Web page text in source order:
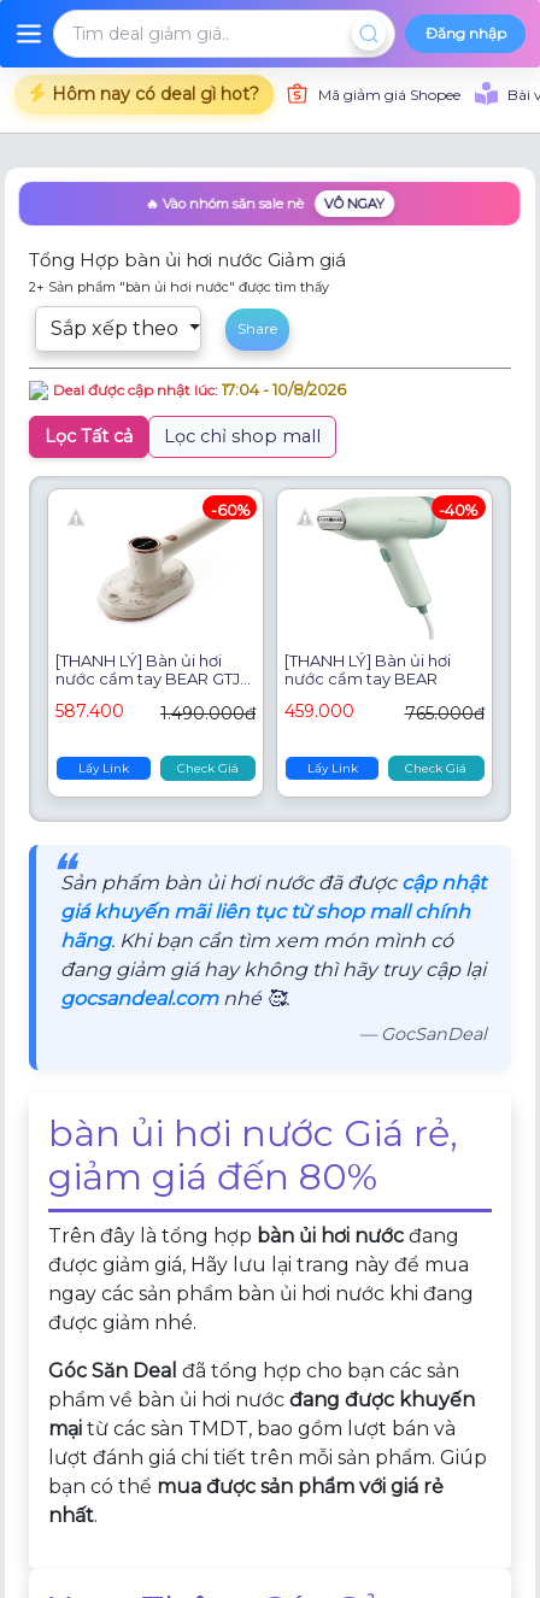
Đăng nhập
Hôm nay có deal gì hot? Mã giảm giá Shopee Bài
🔥 Vào nhóm săn sale nè VÔ NGAY
Tổng Hợp bàn ủi hơi nước Giảm giá
2+ Sản phẩm "bàn ủi hơi nước" được tìm thấy
Sắp xếp theo Share
Deal được cập nhật lúc:17:04 - 10/8/2026
Lọc Tất cả Lọc chỉ shop mall
[THANH LÝ] Bàn ủi hơi
nước cầm tay BEAR GTJ-
587.400 1.490.000đ
Lấy Link Check Giá
-60%
[THANH LÝ] Bàn ủi hơi
nước cầm tay BEAR
459.000 765.000đ
Lấy Link Check Giá
-40%
❝
Sản phẩm bàn ủi hơi nước đã được cập nhật
giá khuyến mãi liên tục từ shop mall chính
hãng. Khi bạn cần tìm xem món mình có
đang giảm giá hay không thì hãy truy cập lại
gocsandeal.comnhé 🥰.
— GocSanDeal
bàn ủi hơi nước Giá rẻ,
giảm giá đến 80%
Trên đây là tổng hợp bàn ủi hơi nước đang
được giảm giá, Hãy lưu lại trang này để mua
ngay các sản phẩm bàn ủi hơi nước khi đang
được giảm nhé.
Góc Săn Deal đã tổng hợp cho bạn các sản
phẩm về bàn ủi hơi nướcđang được khuyến
mại từ các sàn TMDT, bao gồm lượt bán và
lượt đánh giá chi tiết trên mỗi sản phẩm. Giúp
bạn có thể mua được sản phẩm với giá rẻ
nhất.